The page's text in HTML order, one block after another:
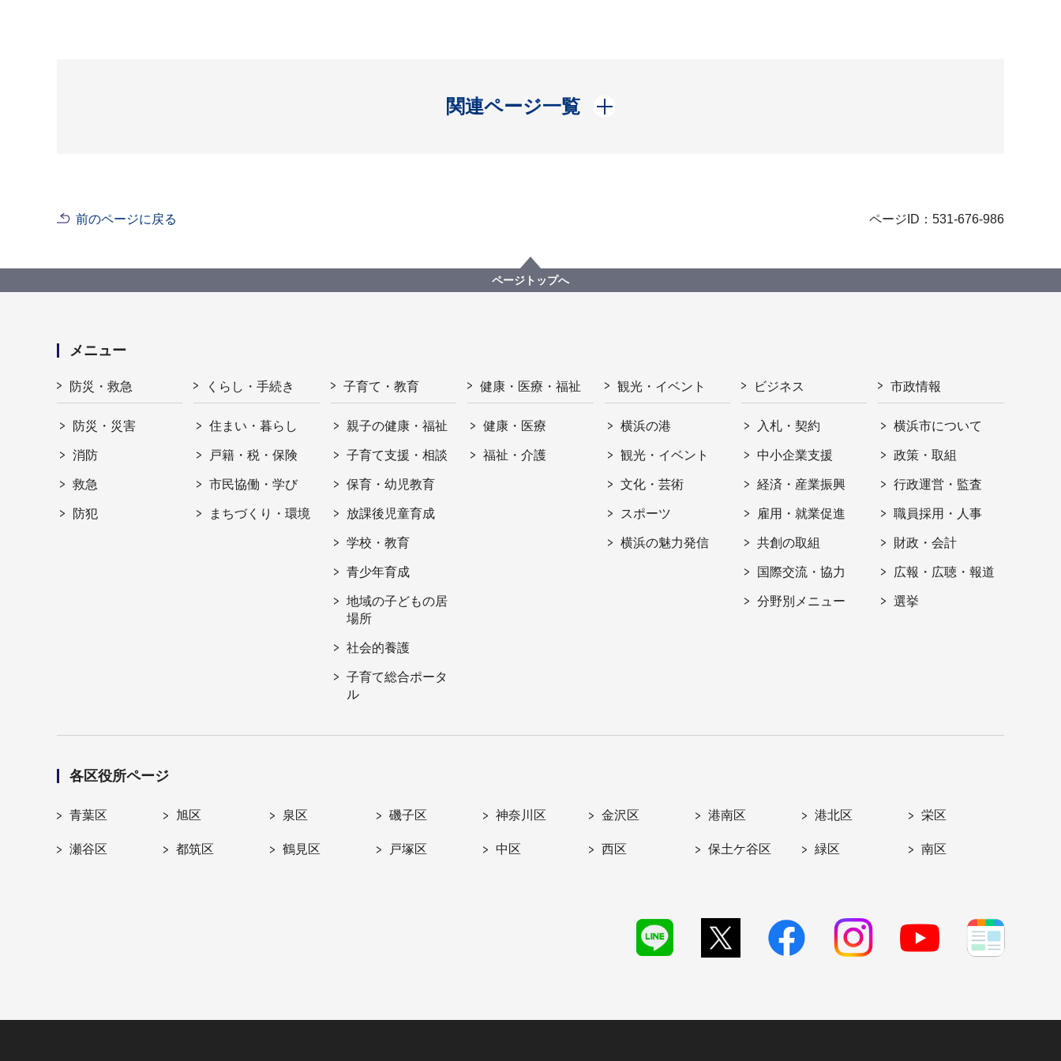
関連ページ一覧
開く
前のページに戻る ページID：531-676-986
ページトップへ
メニュー
防災・救急
防災・災害
消防
救急
防犯
くらし・手続き
住まい・暮らし
戸籍・税・保険
市民協働・学び
まちづくり・環境
子育て・教育
親子の健康・福祉
子育て支援・相談
保育・幼児教育
放課後児童育成
学校・教育
青少年育成
地域の子どもの居
場所
社会的養護
子育て総合ポータ
ル
健康・医療・福祉
健康・医療
福祉・介護
観光・イベント
横浜の港
観光・イベント
文化・芸術
スポーツ
横浜の魅力発信
ビジネス
入札・契約
中小企業支援
経済・産業振興
雇用・就業促進
共創の取組
国際交流・協力
分野別メニュー
市政情報
横浜市について
政策・取組
行政運営・監査
職員採用・人事
財政・会計
広報・広聴・報道
選挙
各区役所ページ
青葉区 旭区 泉区 磯子区 神奈川区 金沢区 港南区 港北区 栄区
瀬谷区 都筑区 鶴見区 戸塚区 中区 西区 保土ケ谷区 緑区 南区